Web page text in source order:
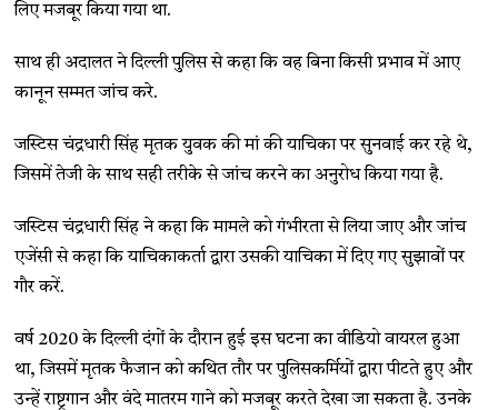
लिए मजबूर किया गया था.
साथ ही अदालत ने दिल्ली पुलिस से कहा कि वह बिना किसी प्रभाव में आए
कानून सम्मत जांच करे.
जस्टिस चंद्रधारी सिंह मृतक युवक की मां की याचिका पर सुनवाई कर रहे थे,
जिसमें तेजी के साथ सही तरीके से जांच करने का अनुरोध किया गया है.
जस्टिस चंद्रधारी सिंह ने कहा कि मामले को गंभीरता से लिया जाए और जांच
एजेंसी से कहा कि याचिकाकर्ता द्वारा उसकी याचिका में दिए गए सुझावों पर
गौर करें.
वर्ष 2020 के दिल्ली दंगों के दौरान हुई इस घटना का वीडियो वायरल हुआ
था, जिसमें मृतक फैजान को कथित तौर पर पुलिसकर्मियों द्वारा पीटते हुए और
उन्हें राष्ट्रगान और वंदे मातरम गाने को मजबूर करते देखा जा सकता है. उनके